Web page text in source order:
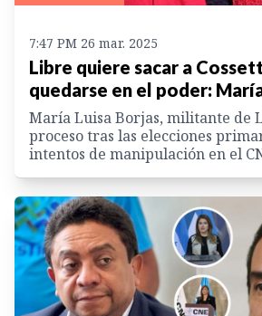
7:47 PM 26 mar. 2025
Libre quiere sacar a
quedarse en el poder:
María Luisa Borjas, militante de
proceso tras las elecciones
intentos de manipulación en el